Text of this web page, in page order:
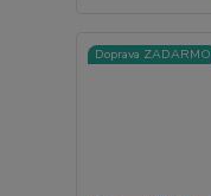
Doprava ZADARMO